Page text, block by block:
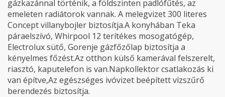
gázkazánnal történik, a földszinten padlófűtés, az
emeleten radiátorok vannak. A melegvizet 300 literes
Concept villanybojler biztosítja.A konyhában Teka
páraelszívó, Whirpool 12 terítékes mosogatógép,
Electrolux sütő, Gorenje gázfőzőlap biztosítja a
kényelmes főzést.Az otthon külső kamerával felszerelt,
riasztó, kaputelefon is van.Napkollektor csatlakozás ki
van építve,Az egészséges ivóvizet beépített vízszűrő
berendezés biztosítja.